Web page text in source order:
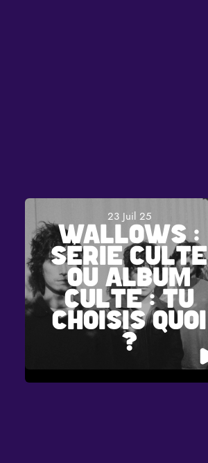
23 Juil 25
WALLOWS :
SÉRIE CULTE
OU ALBUM
CULTE : TU
CHOISIS QUOI
?